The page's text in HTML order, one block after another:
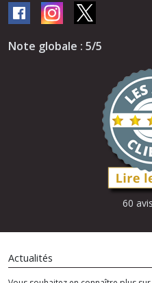
Note globale : 5/5
60
Actualités